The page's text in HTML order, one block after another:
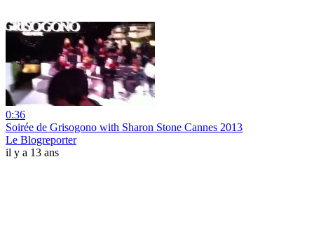
0:36
Soirée de Grisogono with Sharon Stone Cannes 2013
Le Blogreporter
il y a 13 ans